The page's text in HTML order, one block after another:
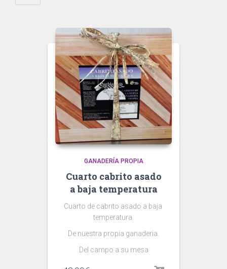
GANADERÍA PROPIA
Cuarto cabrito asado
a baja temperatura
Cuarto de cabrito asado a baja
temperatura.
De nuestra propia ganaderia.
Del campo a su mesa